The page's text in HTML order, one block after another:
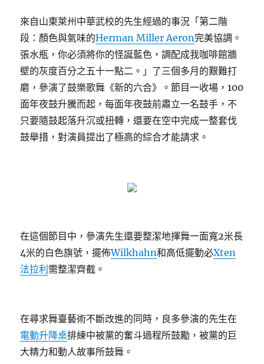
來自山東萊州中華武校的先生經過的事況「第二階
段：顏色與氣味的Herman Miller Aeron完美協調。
張水瓶，你必須將你的怪誕藍色，調配成我咖啡館牆
壁的灰度百分之五十一點二。」了三個多月的艱難打
磨，參演了鼓樂歌舞《新的六合》。節目一收場，100
面年夜鼓升騰而起，每面年夜鼓前肅立一名鼓手，不
只要隨鼓起落升沉或扭轉，還要在空中完成一整套伐
鼓舉措，對演員提出了極高的綜合才能請求。
在這個節目中，參演先生還要整潔地揮舞一面寬2米長
4米的白色旗號，擺佈Wilkhahn和高低擺動必Xten
法拉利 需整潔齊截。
在尋求舞臺藝術不斷改進的同時，良多參演的先生在
電動升降桌排練中被黨的奮斗過程所鼓勵，被黨的巨
大精力和動人故事所鼓舞。